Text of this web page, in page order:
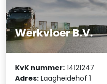
Werkvloer B.V.
KvK nummer: 14121247
Adres: Laagheidehof 1